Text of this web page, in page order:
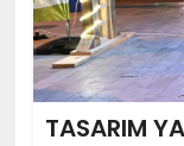
TASARIM